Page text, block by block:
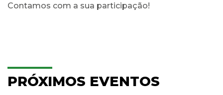
Contamos com a sua participação!
PRÓXIMOS EVENTOS